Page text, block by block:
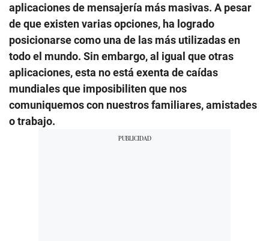
aplicaciones de mensajería más masivas. A pesar
de que existen varias opciones, ha logrado
posicionarse como una de las más utilizadas en
todo el mundo. Sin embargo, al igual que otras
aplicaciones, esta no está exenta de caídas
mundiales que imposibiliten que nos
comuniquemos con nuestros familiares, amistades
o trabajo.